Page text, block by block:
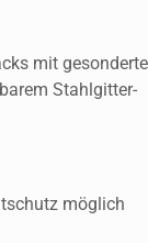
mit
Stahlgitter-
möglich